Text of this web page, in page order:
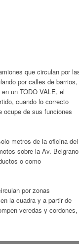
que circulan por
por calles de barrios,
un TODO VALE, el
cuando lo correcto
ocupe de sus funciones
metros de la oficina del
sobre la Av.
o como
por zonas
la cuadra y a partir de
veredas y cordones,